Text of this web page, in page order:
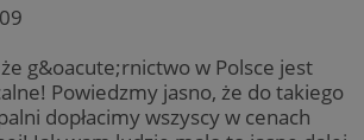
g&oacute;rnictwo w Polsce jest
Powiedzmy jasno, że do takiego
dopłacimy wszyscy w cenach